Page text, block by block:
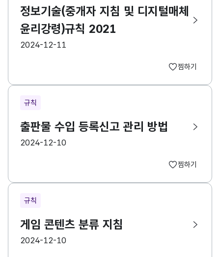
정보기술(중개자 지침 및 디지털매체
윤리강령)규칙 2021
등록일
2024-12-11
찜하기
규칙
출판물 수입 등록신고 관리 방법
등록일
2024-12-10
찜하기
규칙
게임 콘텐츠 분류 지침
등록일
2024-12-10